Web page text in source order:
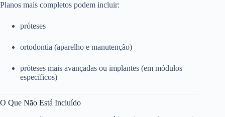
Planos mais completos podem incluir:
próteses
ortodontia (aparelho e manutenção)
próteses mais avançadas ou implantes (em módulos
específicos)
O Que Não Está Incluído